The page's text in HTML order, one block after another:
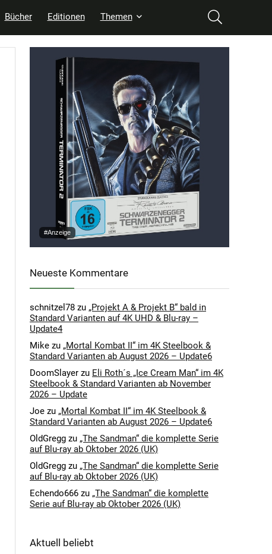
Bücher Editionen Themen
#Anzeige
Neueste Kommentare
schnitzel78 zu „Projekt A & Projekt B“ bald in
Standard Varianten auf 4K UHD & Blu-ray –
Update4
Mike zu „Mortal Kombat II“ im 4K Steelbook &
Standard Varianten ab August 2026 – Update6
DoomSlayer zu Eli Roth´s „Ice Cream Man“ im 4K
Steelbook & Standard Varianten ab November
2026 – Update
Joe zu „Mortal Kombat II“ im 4K Steelbook &
Standard Varianten ab August 2026 – Update6
OldGregg zu „The Sandman“ die komplette Serie
auf Blu-ray ab Oktober 2026 (UK)
OldGregg zu „The Sandman“ die komplette Serie
auf Blu-ray ab Oktober 2026 (UK)
Echendo666 zu „The Sandman“ die komplette
Serie auf Blu-ray ab Oktober 2026 (UK)
Aktuell beliebt